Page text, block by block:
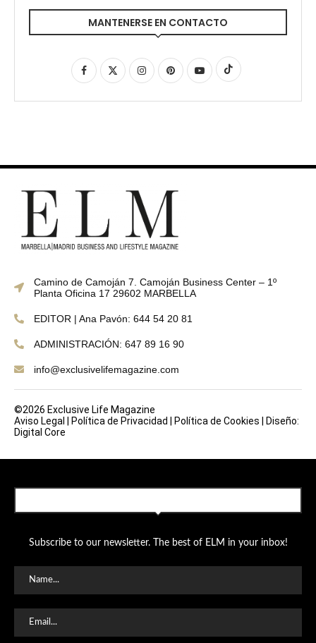
MANTENERSE EN CONTACTO
Camino de Camoján 7. Camoján Business Center – 1º
Planta Oficina 17 29602 MARBELLA
EDITOR | Ana Pavón: 644 54 20 81
ADMINISTRACIÓN: 647 89 16 90
info@exclusivelifemagazine.com
©2026 Exclusive Life Magazine
Aviso Legal
Política de Privacidad Política de Cookies
Diseño:
Digital Core
Subscribe to our newsletter. The best of ELM in your inbox!